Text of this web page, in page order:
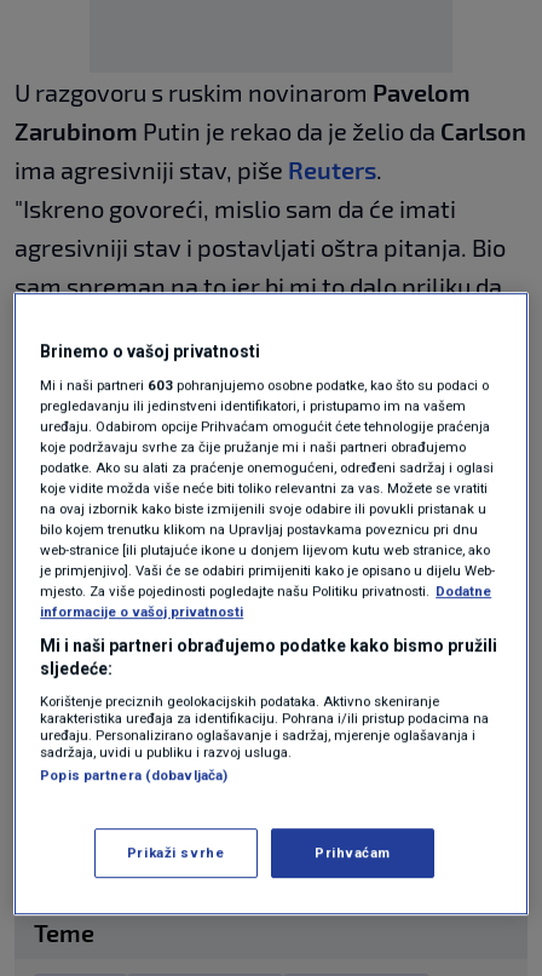
U razgovoru s ruskim novinarom Pavelom
Zarubinom Putin je rekao da je želio da Carlson
ima agresivniji stav, piše Reuters.
"Iskreno govoreći, mislio sam da će imati
agresivniji stav i postavljati oštra pitanja. Bio
sam spreman na to jer bi mi to dalo priliku da
"Iskreno govoreći, nisam potpuno zadovoljan
tim intervjuom", dodao je Putin.
Kremlj je potvrdio da je Putin pristao na
intervju s Carlsonom jer se pristup bivšeg
voditelja Fox Newsa razlikuje od
"jednostranog" izvještavanja o sukobu u
Ukrajini.
N1 pratite putem aplikacija
za Android|iPhone/iPad
Twitter|Facebook|Instagram|
Teme
Brinemo o vašoj privatnosti
Mi i naši partneri 603 pohranjujemo osobne podatke, kao što su podaci o
pregledavanju ili jedinstveni identifikatori, i pristupamo im na vašem
uređaju. Odabirom opcije Prihvaćam omogućit ćete tehnologije praćenja
koje podržavaju svrhe za čije pružanje mi i naši partneri obrađujemo
podatke. Ako su alati za praćenje onemogućeni, određeni sadržaj i oglasi
koje vidite možda više neće biti toliko relevantni za vas. Možete se vratiti
na ovaj izbornik kako biste izmijenili svoje odabire ili povukli pristanak u
bilo kojem trenutku klikom na Upravljaj postavkama poveznicu pri dnu
web-stranice [ili plutajuće ikone u donjem lijevom kutu web stranice, ako
je primjenjivo]. Vaši će se odabiri primijeniti kako je opisano u dijelu Web-
mjesto. Za više pojedinosti pogledajte našu Politiku privatnosti. Dodatne
informacije o vašoj privatnosti
Mi i naši partneri obrađujemo podatke kako bismo pružili
sljedeće:
Korištenje preciznih geolokacijskih podataka. Aktivno skeniranje
karakteristika uređaja za identifikaciju. Pohrana i/ili pristup podacima na
uređaju. Personalizirano oglašavanje i sadržaj, mjerenje oglašavanja i
sadržaja, uvidi u publiku i razvoj usluga.
Popis partnera (dobavljača)
Prikaži svrhe Prihvaćam